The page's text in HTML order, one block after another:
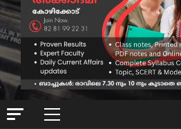
Primary